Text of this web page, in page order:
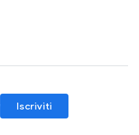
Iscriviti